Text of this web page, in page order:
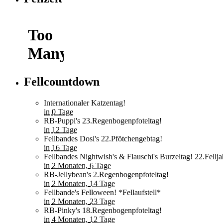
Fellcountdown
Internationaler Katzentag!
in 0 Tage
RB-Puppi's 23.Regenbogenpfoteltag!
in 12 Tage
Fellbandes Dosi's 22.Pfötchengebtag!
in 16 Tage
Fellbandes Nightwish's & Flauschi's Burzeltag!
in 2 Monaten, 6 Tage
RB-Jellybean's 2.Regenbogenpfoteltag!
in 2 Monaten, 14 Tage
Fellbande's Felloween! *Fellaufstell*
in 2 Monaten, 23 Tage
RB-Pinky's 18.Regenbogenpfoteltag!
in 4 Monaten, 12 Tage